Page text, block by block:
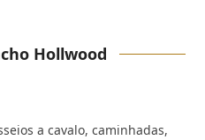
Hollwood
a cavalo, caminhadas,